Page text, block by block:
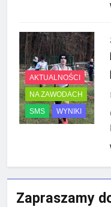
AKTUALNOŚCI
NA ZAWODACH
SMS
WYNIKI
Zapraszamy